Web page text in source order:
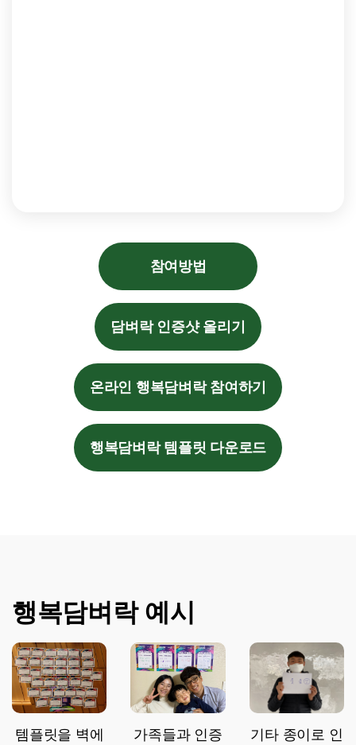
참여방법
담벼락 인증샷 올리기
온라인 행복담벼락 참여하기
행복담벼락 템플릿 다운로드
행복담벼락 예시
템플릿을 벽에 가족들과 인증 기타 종이로 인